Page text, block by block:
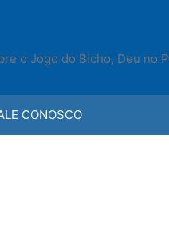
o Jogo do Bicho, Deu no
CONOSCO